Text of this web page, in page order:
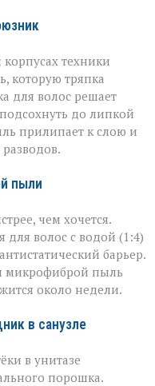
техники
которую тряпка
для волос решает
до липкой
прилипает к слою и
пыли
чем хочется.
для волос с водой (1:4)
барьер.
микрофиброй пыль
около недели.
в санузле
в унитазе
порошка.